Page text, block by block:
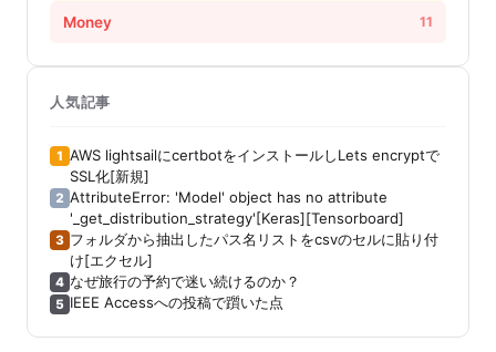
Money 11
人気記事
1 AWS lightsailにcertbotをインストールしLets encryptで
SSL化[新規]
2 AttributeError: 'Model' object has no attribute
'_get_distribution_strategy'[Keras][Tensorboard]
3 フォルダから抽出したパス名リストをcsvのセルに貼り付
け[エクセル]
4 なぜ旅行の予約で迷い続けるのか？
5 IEEE Accessへの投稿で躓いた点